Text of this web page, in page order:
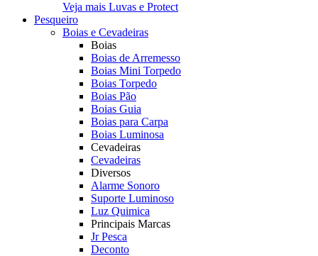
Veja mais Luvas e Protect
Pesqueiro
Boias e Cevadeiras
Boias
Boias de Arremesso
Boias Mini Torpedo
Boias Torpedo
Boias Pão
Boias Guia
Boias para Carpa
Boias Luminosa
Cevadeiras
Cevadeiras
Diversos
Alarme Sonoro
Suporte Luminoso
Luz Quimica
Principais Marcas
Jr Pesca
Deconto